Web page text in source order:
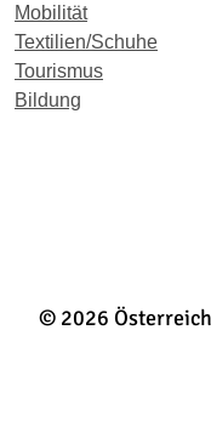
Mobilität
Textilien/Schuhe
Tourismus
Bildung
© 2026